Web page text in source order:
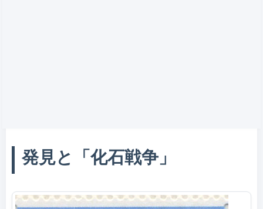
発見と「化石戦争」